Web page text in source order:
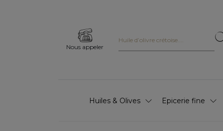
Nous appeler
Huiles & Olives Epicerie fine